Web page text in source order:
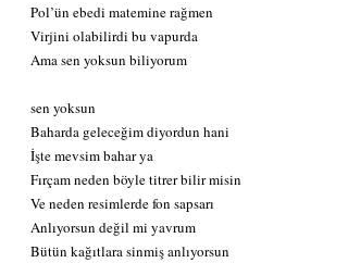
Pol’ün ebedi matemine rağmen
Virjini olabilirdi bu vapurda
Ama sen yoksun biliyorum
sen yoksun
Baharda geleceğim diyordun hani
İşte mevsim bahar ya
Fırçam neden böyle titrer bilir misin
Ve neden resimlerde fon sapsarı
Anlıyorsun değil mi yavrum
Bütün kağıtlara sinmiş anlıyorsun